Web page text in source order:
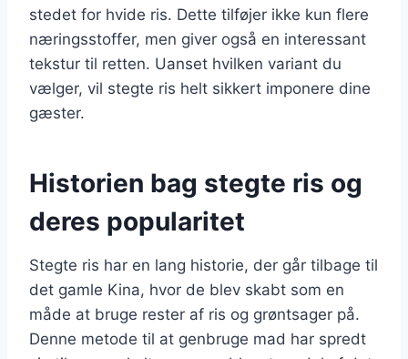
stedet for hvide ris. Dette tilføjer ikke kun flere
næringsstoffer, men giver også en interessant
tekstur til retten. Uanset hvilken variant du
vælger, vil stegte ris helt sikkert imponere dine
gæster.
Historien bag stegte ris og
deres popularitet
Stegte ris har en lang historie, der går tilbage til
det gamle Kina, hvor de blev skabt som en
måde at bruge rester af ris og grøntsager på.
Denne metode til at genbruge mad har spredt